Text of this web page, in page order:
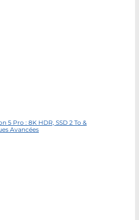
5 Pro : 8K HDR, SSD 2 To &
Avancées